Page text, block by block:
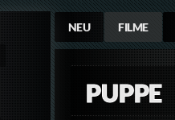
NEU FILME
PUPPE